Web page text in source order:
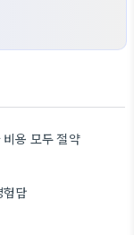
용 모두 절약
험담